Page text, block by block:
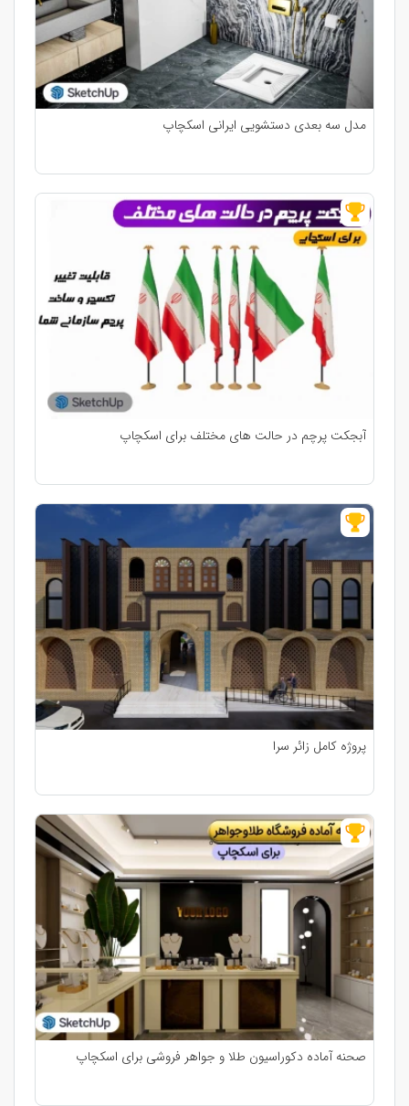
مدل سه بعدی دستشویی ایرانی اسکچاپ
آبجکت پرچم در حالت های مختلف برای اسکچاپ
پروژه کامل زائر سرا
صحنه آماده دکوراسیون طلا و جواهر فروشی برای اسکچاپ